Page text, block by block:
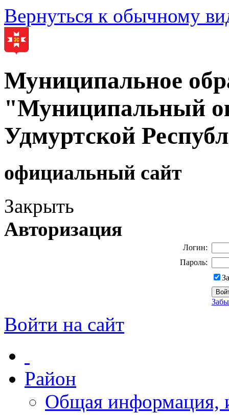
Вернуться к обычному
Муниципальное
"Муниципальный
Удмуртской
официальный сайт
Закрыть
Авторизация
Логин:
Пароль:
Войти на сайт
Район
Общая информация,